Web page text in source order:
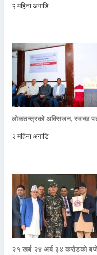
२ महिना अगाडि
लोकतन्त्रको अक्सिजन, स्वच्छ
२ महिना अगाडि
२१ खर्ब २४ अर्ब ३४ करोडको